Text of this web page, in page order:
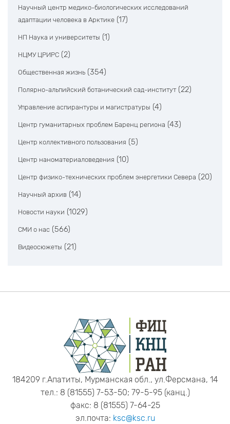
Научный центр медико-биологических исследований
адаптации человека в Арктике (17)
НП Наука и университеты (1)
НЦМУ ЦРИРС (2)
Общественная жизнь (354)
Полярно-альпийский ботанический сад-институт (22)
Управление аспирантуры и магистратуры (4)
Центр гуманитарных проблем Баренц региона (43)
Центр коллективного пользования (5)
Центр наноматериаловедения (10)
Центр физико-технических проблем энергетики Севера (20)
Научный архив (14)
Новости науки (1029)
СМИ о нас (566)
Видеосюжеты (21)
184209 г.Апатиты, Мурманская обл., ул.Ферсмана, 14
тел.: 8 (81555) 7-53-50; 79-5-95 (канц.)
факс: 8 (81555) 7-64-25
эл.почта: ksc@ksc.ru